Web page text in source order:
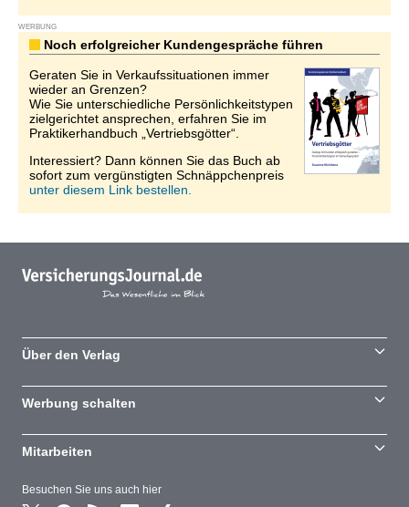
WERBUNG
Noch erfolgreicher Kundengespräche führen
Geraten Sie in Verkaufssituationen immer
wieder an Grenzen?
Wie Sie unterschiedliche Persönlichkeitstypen
zielgerichtet ansprechen, erfahren Sie im
Praktikerhandbuch „Vertriebsgötter“.
Interessiert? Dann können Sie das Buch ab
sofort zum vergünstigten Schnäppchenpreis
unter diesem Link bestellen.
Besuchen Sie uns auch hier
Über den Verlag
Werbung schalten
Mitarbeiten